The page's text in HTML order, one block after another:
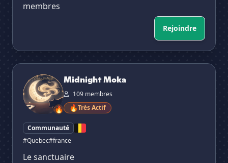
membres
Rejoindre
Midnight Moka
🔥
Midnight Moka
109 membres
🔥Très Actif
Communauté
#Quebec#france
Le sanctuaire